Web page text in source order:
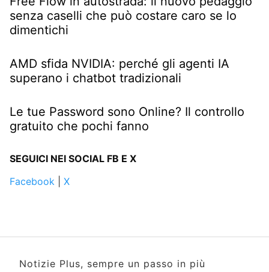
senza caselli che può costare caro se lo
dimentichi
AMD sfida NVIDIA: perché gli agenti IA
superano i chatbot tradizionali
Le tue Password sono Online? Il controllo
gratuito che pochi fanno
SEGUICI NEI SOCIAL FB E X
Facebook
X
Notizie Plus, sempre un passo in più